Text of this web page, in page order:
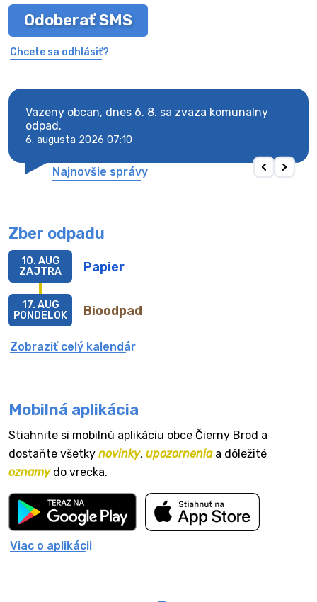
Odoberať SMS
Chcete sa odhlásiť?
Vazeny obcan, dnes 6. 8. sa zvaza komunalny
odpad.
6. augusta 2026 07:10
Najnovšie správy
Zber odpadu
Papier
10. AUG
ZAJTRA
Bioodpad
17. AUG
PONDELOK
Zobraziť celý kalendár
Mobilná aplikácia
Stiahnite si mobilnú aplikáciu obce Čierny Brod a
dostaňte všetky novinky, upozorneniaa dôležité
oznamydo vrecka.
Viac o aplikácii